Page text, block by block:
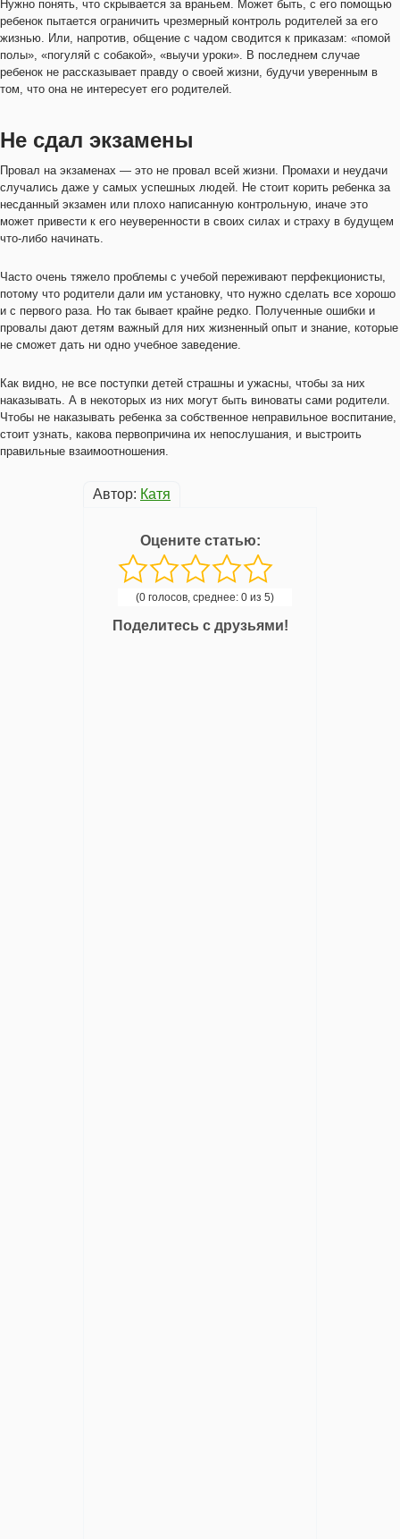
Нужно понять, что скрывается за враньем. Может быть, с его помощью
ребенок пытается ограничить чрезмерный контроль родителей за его
жизнью. Или, напротив, общение с чадом сводится к приказам: «помой
полы», «погуляй с собакой», «выучи уроки». В последнем случае
ребенок не рассказывает правду о своей жизни, будучи уверенным в
том, что она не интересует его родителей.
Не сдал экзамены
Провал на экзаменах — это не провал всей жизни. Промахи и неудачи
случались даже у самых успешных людей. Не стоит корить ребенка за
несданный экзамен или плохо написанную контрольную, иначе это
может привести к его неуверенности в своих силах и страху в будущем
что-либо начинать.
Часто очень тяжело проблемы с учебой переживают перфекционисты,
потому что родители дали им установку, что нужно сделать все хорошо
и с первого раза. Но так бывает крайне редко. Полученные ошибки и
провалы дают детям важный для них жизненный опыт и знание, которые
не сможет дать ни одно учебное заведение.
Как видно, не все поступки детей страшны и ужасны, чтобы за них
наказывать. А в некоторых из них могут быть виноваты сами родители.
Чтобы не наказывать ребенка за собственное неправильное воспитание,
стоит узнать, какова первопричина их непослушания, и выстроить
правильные взаимоотношения.
Автор: Катя
Оцените статью:
(0 голосов, среднее: 0 из 5)
Поделитесь с друзьями!